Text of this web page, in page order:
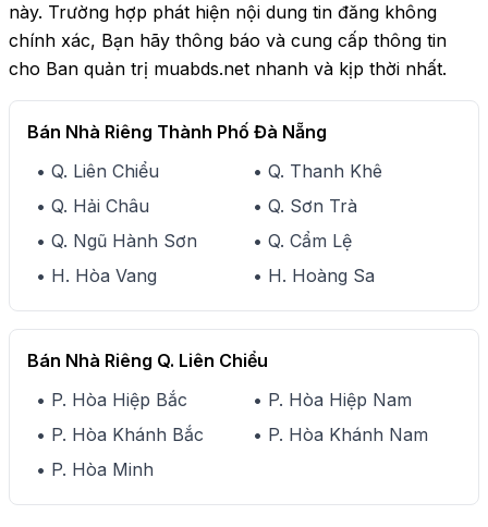
này. Trường hợp phát hiện nội dung tin đăng không
chính xác, Bạn hãy thông báo và cung cấp thông tin
cho Ban quản trị muabds.net nhanh và kịp thời nhất.
Bán Nhà Riêng Thành Phố Đà Nẵng
• Q. Liên Chiểu
• Q. Thanh Khê
• Q. Hải Châu
• Q. Sơn Trà
• Q. Ngũ Hành Sơn
• Q. Cẩm Lệ
• H. Hòa Vang
• H. Hoàng Sa
Bán Nhà Riêng Q. Liên Chiểu
• P. Hòa Hiệp Bắc
• P. Hòa Hiệp Nam
• P. Hòa Khánh Bắc
• P. Hòa Khánh Nam
• P. Hòa Minh